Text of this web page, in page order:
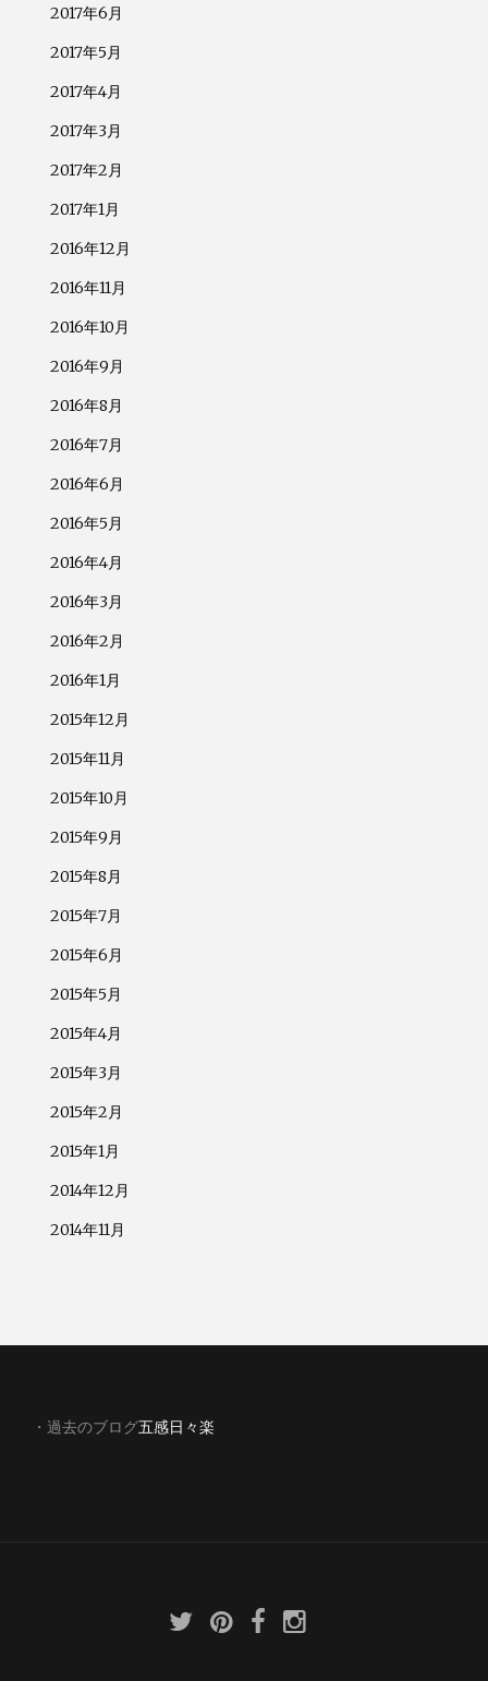
2017年6月
2017年5月
2017年4月
2017年3月
2017年2月
2017年1月
2016年12月
2016年11月
2016年10月
2016年9月
2016年8月
2016年7月
2016年6月
2016年5月
2016年4月
2016年3月
2016年2月
2016年1月
2015年12月
2015年11月
2015年10月
2015年9月
2015年8月
2015年7月
2015年6月
2015年5月
2015年4月
2015年3月
2015年2月
2015年1月
2014年12月
2014年11月
・過去のブログ五感日々楽